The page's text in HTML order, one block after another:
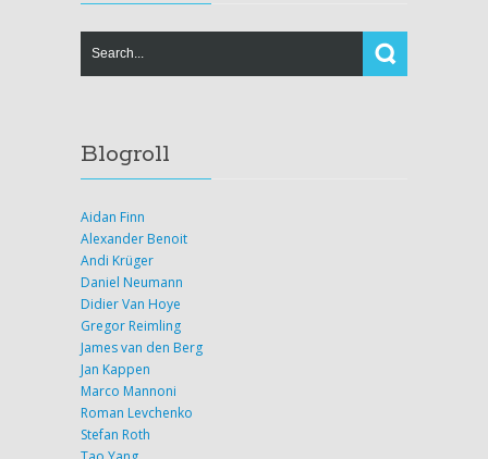
Blogroll
Aidan Finn
Alexander Benoit
Andi Krüger
Daniel Neumann
Didier Van Hoye
Gregor Reimling
James van den Berg
Jan Kappen
Marco Mannoni
Roman Levchenko
Stefan Roth